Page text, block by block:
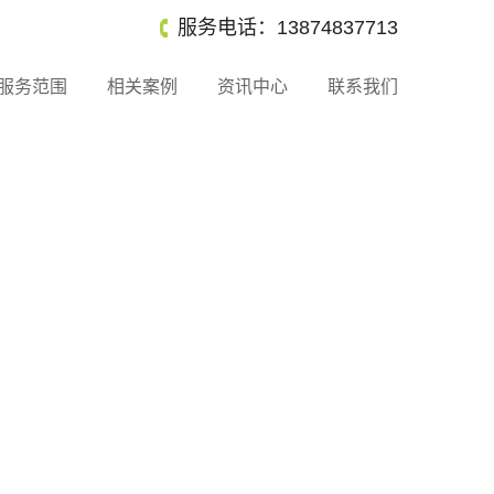
服务电话：13874837713
务范围 相关案例 资讯中心 联系我们